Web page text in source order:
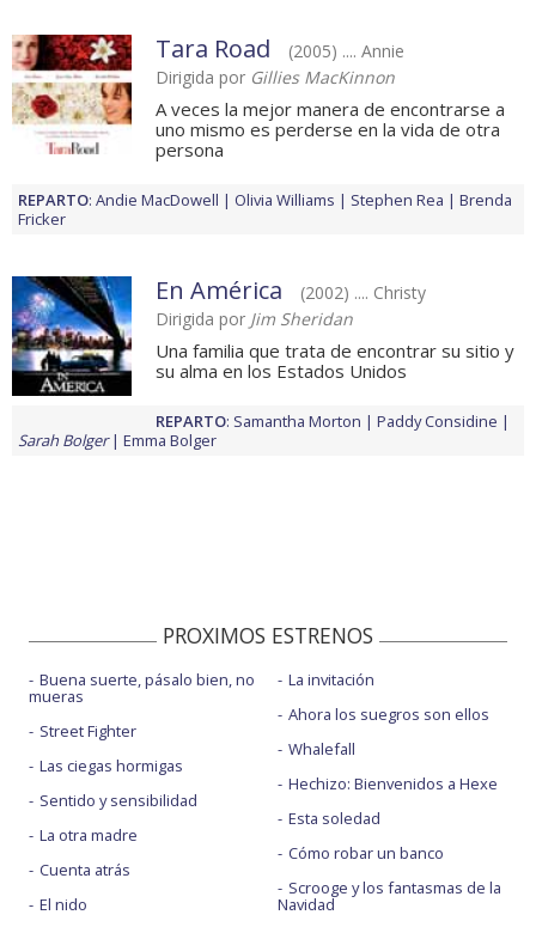
Tara Road
(2005) .... Annie
Dirigida por Gillies MacKinnon
A veces la mejor manera de encontrarse a
uno mismo es perderse en la vida de otra
persona
REPARTO: Andie MacDowell Olivia Williams Stephen Rea
Brenda
Fricker
En América
(2002) .... Christy
Dirigida por Jim Sheridan
Una familia que trata de encontrar su sitio y
su alma en los Estados Unidos
REPARTO: Samantha Morton
Paddy Considine
Sarah Bolger
Emma Bolger
PROXIMOS ESTRENOS
Buena suerte, pásalo bien, no
mueras
Street Fighter
Las ciegas hormigas
Sentido y sensibilidad
La otra madre
Cuenta atrás
El nido
La invitación
Ahora los suegros son ellos
Whalefall
Hechizo: Bienvenidos a Hexe
Esta soledad
Cómo robar un banco
Scrooge y los fantasmas de la
Navidad